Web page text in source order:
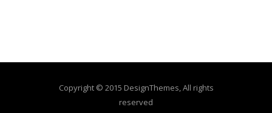
Copyright © 2015 DesignThemes, All rights
reserved